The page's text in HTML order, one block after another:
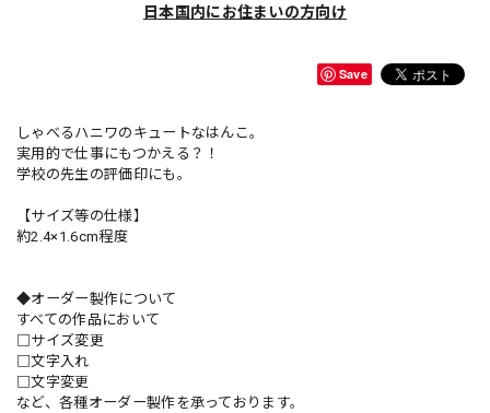
日本国内にお住まいの方向け
Save
しゃべるハニワのキュートなはんこ。
実用的で仕事にもつかえる？！
学校の先生の評価印にも。
【サイズ等の仕様】
約2.4×1.6cm程度
◆オーダー製作について
すべての作品において
□サイズ変更
□文字入れ
□文字変更
など、各種オーダー製作を承っております。